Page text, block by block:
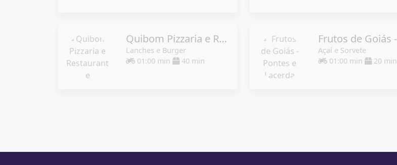
Quibom Pizzaria e Restaurante
Lanches e Burger
01:00 min
40 min
Açaí e Sorvete
01:00 min
20 min